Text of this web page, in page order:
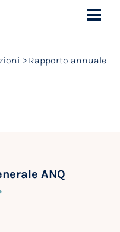
Rapporto annuale
ANQ